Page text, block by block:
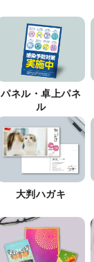
パネル・卓上パネ
ル
大判ハガキ